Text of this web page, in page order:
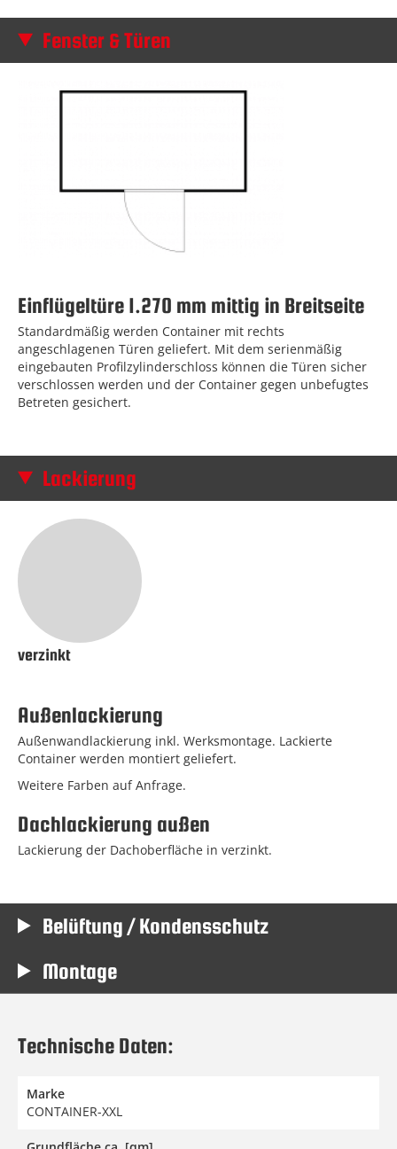
Fenster & Türen
Einflügeltüre 1.270 mm mittig in Breitseite
Standardmäßig werden Container mit rechts
angeschlagenen Türen geliefert. Mit dem serienmäßig
eingebauten Profilzylinderschloss können die Türen sicher
verschlossen werden und der Container gegen unbefugtes
Betreten gesichert.
Lackierung
verzinkt
Außenlackierung
Außenwandlackierung inkl. Werksmontage. Lackierte
Container werden montiert geliefert.
Weitere Farben auf Anfrage.
Dachlackierung außen
Lackierung der Dachoberfläche in verzinkt.
Belüftung / Kondensschutz
Montage
Technische Daten:
Marke
CONTAINER-XXL